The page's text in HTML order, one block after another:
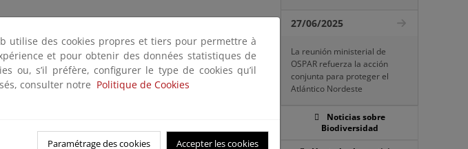
27/06/2025
La reunión ministerial de
OSPAR refuerza la acción
conjunta para proteger el
Atlántico Nordeste
Noticias sobre
Biodiversidad
utilise des cookies propres et tiers pour permettre à
et pour obtenir des données statistiques de
ou, s’il préfère, configurer le type de cookies qu’il
consulter notre Politique de Cookies
Paramétrage des cookies Accepter les cookies